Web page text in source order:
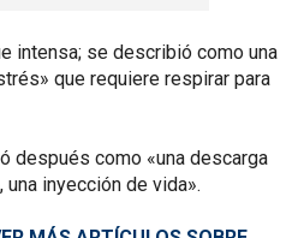
intensa; se describió como una
que requiere respirar para
después como «una descarga
una inyección de vida».